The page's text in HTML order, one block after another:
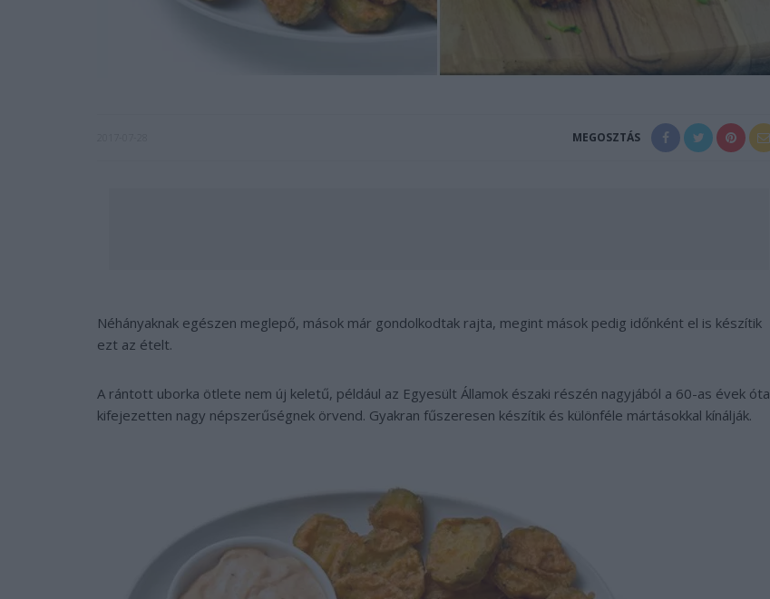
MEGOSZTÁS
Néhányaknak egészen meglepő, mások már gondolkodtak rajta, megint mások pedig időnként el is készítik
ezt az ételt.
A rántott uborka ötlete nem új keletű, például az Egyesült Államok északi részén nagyjából a 60-as évek óta
kifejezetten nagy népszerűségnek örvend. Gyakran fűszeresen készítik és különféle mártásokkal kínálják.